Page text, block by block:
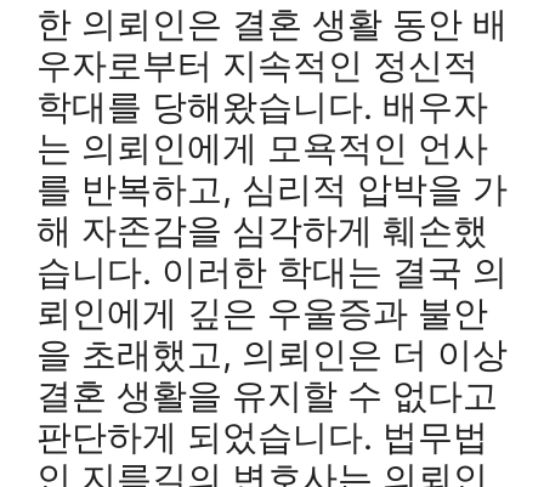
한 의뢰인은 결혼 생활 동안 배
우자로부터 지속적인 정신적
학대를 당해왔습니다. 배우자
는 의뢰인에게 모욕적인 언사
를 반복하고, 심리적 압박을 가
해 자존감을 심각하게 훼손했
습니다. 이러한 학대는 결국 의
뢰인에게 깊은 우울증과 불안
을 초래했고, 의뢰인은 더 이상
결혼 생활을 유지할 수 없다고
판단하게 되었습니다. 법무법
인 지름길의 변호사는 의뢰인